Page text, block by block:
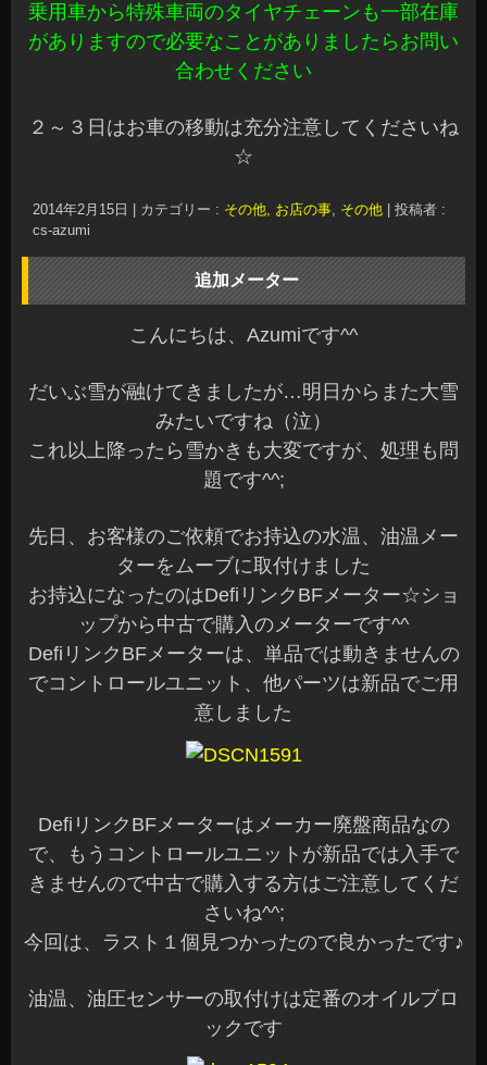
乗用車から特殊車両のタイヤチェーンも一部在庫
がありますので必要なことがありましたらお問い
合わせください
２～３日はお車の移動は充分注意してくださいね
☆
2014年2月15日 カテゴリー : その他, お店の事, その他
投稿者 :
cs-azumi
追加メーター
こんにちは、Azumiです^^
だいぶ雪が融けてきましたが…明日からまた大雪
みたいですね（泣）
これ以上降ったら雪かきも大変ですが、処理も問
題です^^;
先日、お客様のご依頼でお持込の水温、油温メー
ターをムーブに取付けました
お持込になったのはDefiリンクBFメーター☆ショ
ップから中古で購入のメーターです^^
DefiリンクBFメーターは、単品では動きませんの
でコントロールユニット、他パーツは新品でご用
意しました
DefiリンクBFメーターはメーカー廃盤商品なの
で、もうコントロールユニットが新品では入手で
きませんので中古で購入する方はご注意してくだ
さいね^^;
今回は、ラスト１個見つかったので良かったです♪
油温、油圧センサーの取付けは定番のオイルブロ
ックです